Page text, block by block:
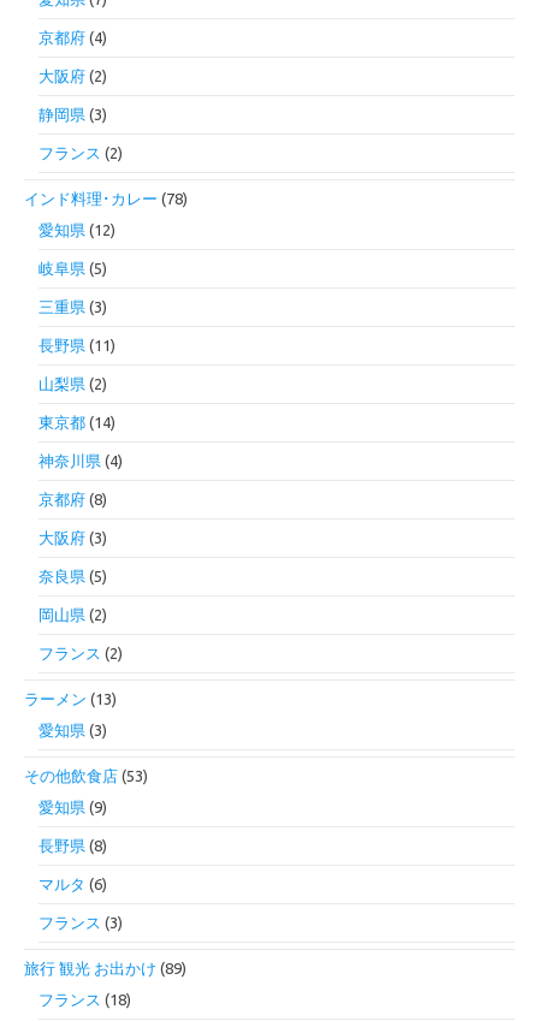
京都府 (4)
大阪府 (2)
静岡県 (3)
フランス (2)
インド料理･カレー (78)
愛知県 (12)
岐阜県 (5)
三重県 (3)
長野県 (11)
山梨県 (2)
東京都 (14)
神奈川県 (4)
京都府 (8)
大阪府 (3)
奈良県 (5)
岡山県 (2)
フランス (2)
ラーメン (13)
愛知県 (3)
その他飲食店 (53)
愛知県 (9)
長野県 (8)
マルタ (6)
フランス (3)
旅行 観光 お出かけ (89)
フランス (18)